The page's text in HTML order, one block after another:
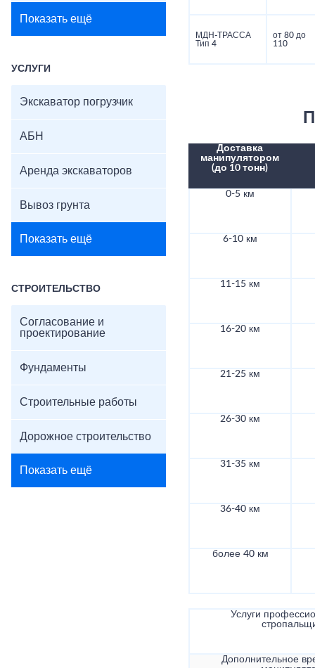
Показать ещё
УСЛУГИ
Экскаватор погрузчик
АБН
Аренда экскаваторов
Вывоз грунта
Показать ещё
СТРОИТЕЛЬСТВО
Согласование и
проектирование
Фундаменты
Строительные работы
Дорожное строительство
Показать ещё
МДН-ТРАССА
Тип 4
от 80 до
110
Доставка
манипулятором
(до 10 тонн)
0-5 км
6-10 км
11-15 км
16-20 км
21-25 км
26-30 км
31-35 км
36-40 км
более 40 км
Услуги
Дополнительное